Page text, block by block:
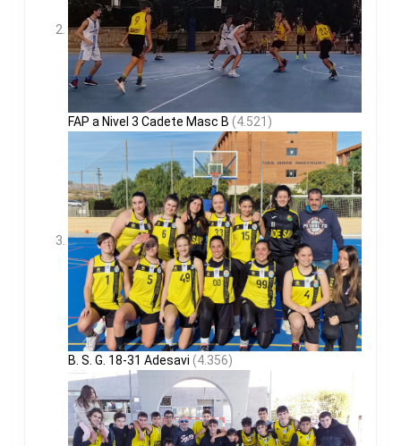
FAP a Nivel 3 Cadete Masc B (4.521)
B. S. G. 18-31 Adesavi (4.356)